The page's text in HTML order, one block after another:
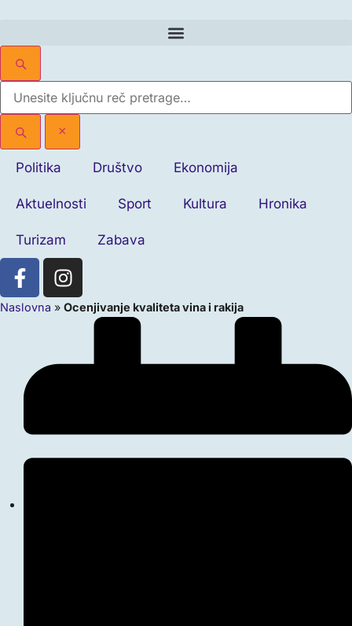
×
Politika Društvo Ekonomija
Aktuelnosti Sport Kultura Hronika
Turizam Zabava
Naslovna » Ocenjivanje kvaliteta vina i rakija